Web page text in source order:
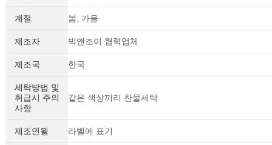
계절 봄, 가을
제조자 빅앤조이 협력업체
제조국 한국
세탁방법 및
취급시 주의
사항
같은 색상끼리 찬물세탁
제조연월 라벨에 표기